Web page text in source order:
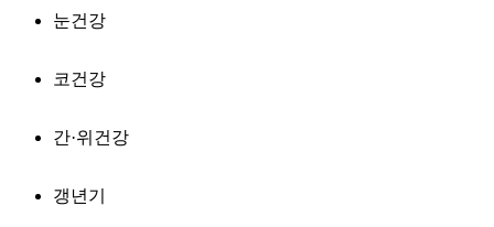
눈건강
코건강
간·위건강
갱년기